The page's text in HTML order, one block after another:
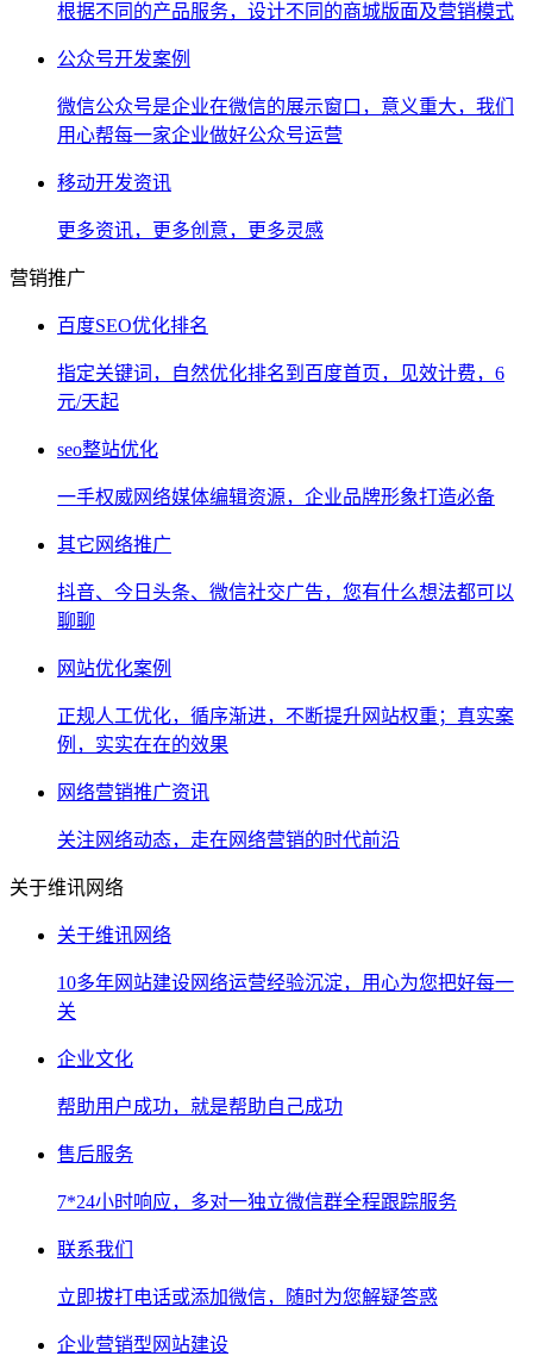
根据不同的产品服务，设计不同的商城版面及营销模式
公众号开发案例
微信公众号是企业在微信的展示窗口，意义重大，我们
用心帮每一家企业做好公众号运营
移动开发资讯
更多资讯，更多创意，更多灵感
营销推广
百度SEO优化排名
指定关键词，自然优化排名到百度首页，见效计费，6
元/天起
seo整站优化
一手权威网络媒体编辑资源，企业品牌形象打造必备
其它网络推广
抖音、今日头条、微信社交广告，您有什么想法都可以
聊聊
网站优化案例
正规人工优化，循序渐进，不断提升网站权重；真实案
例，实实在在的效果
网络营销推广资讯
关注网络动态，走在网络营销的时代前沿
关于维讯网络
关于维讯网络
10多年网站建设网络运营经验沉淀，用心为您把好每一
关
企业文化
帮助用户成功，就是帮助自己成功
售后服务
7*24小时响应，多对一独立微信群全程跟踪服务
联系我们
立即拔打电话或添加微信，随时为您解疑答惑
企业营销型网站建设